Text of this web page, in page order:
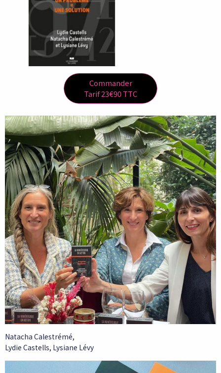
Commander
Tarif 23€90 TTC
Natacha Calestrémé,
Lydie Castells, Lysiane Lévy